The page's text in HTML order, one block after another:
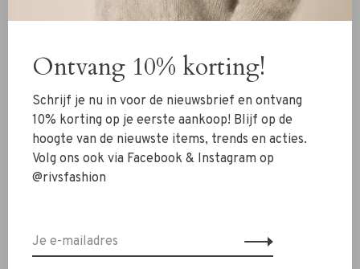
offwhite white paris
Ontvang 10% korting!
Schrijf je nu in voor de nieuwsbrief en ontvang
10% korting op je eerste aankoop! Blijf op de
hoogte van de nieuwste items, trends en acties.
Volg ons ook via Facebook & Instagram op
@rivsfashion